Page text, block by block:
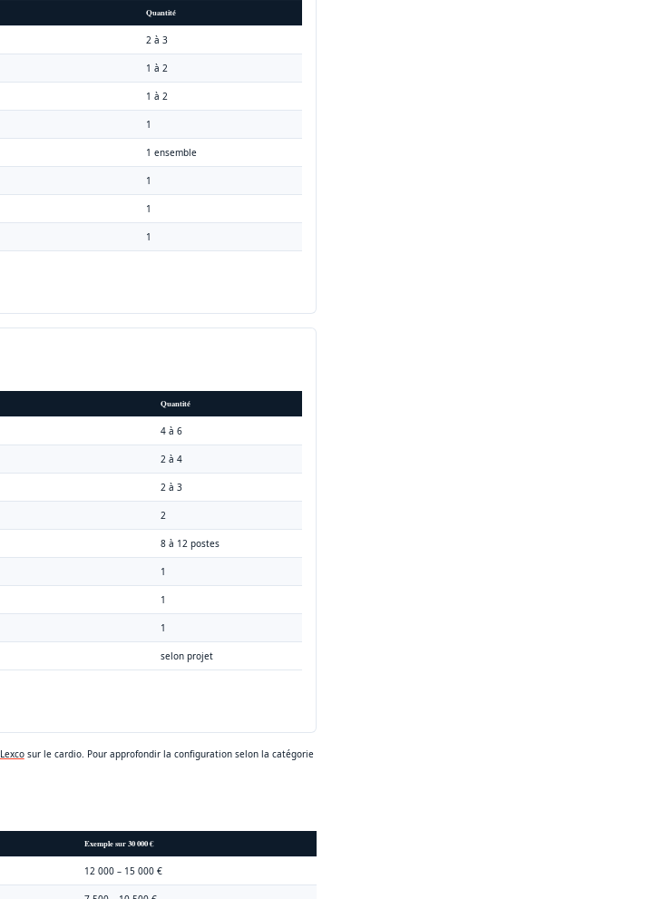
Quantité
2 à 3
1 à 2
1 à 2
1
1 ensemble
1
1
1
Quantité
4 à 6
2 à 4
2 à 3
2
8 à 12 postes
1
1
1
selon projet
Lexcosur le cardio. Pour approfondir la configuration selon la catégorie
Exemple sur 30 000 €
12 000 – 15 000 €